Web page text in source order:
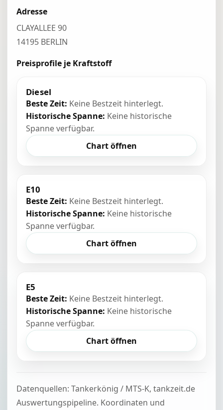
Adresse
CLAYALLEE 90
14195 BERLIN
Preisprofile je Kraftstoff
Diesel
Beste Zeit: Keine Bestzeit hinterlegt.
Historische Spanne: Keine historische
Spanne verfügbar.
Chart öffnen
E10
Beste Zeit: Keine Bestzeit hinterlegt.
Historische Spanne: Keine historische
Spanne verfügbar.
Chart öffnen
E5
Beste Zeit: Keine Bestzeit hinterlegt.
Historische Spanne: Keine historische
Spanne verfügbar.
Chart öffnen
Datenquellen: Tankerkönig / MTS-K, tankzeit.de
Auswertungspipeline. Koordinaten und